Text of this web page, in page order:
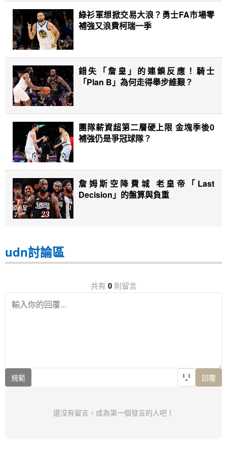
綠衫軍想掀交易大浪？勇士FA市場零
補強又浪費柯瑞一季
錯失「詹皇」的連鎖反應！騎士
「Plan B」為何走得舉步維艱？
團隊薪資超第二層硬上限 金塊季後0
補強仍是爭冠球隊？
詹姆斯空降費城 老皇帝「Last
Decision」的盤算與負重
udn討論區
共有 0則留言
規範 回覆
還沒有留言，成為第一個發言的人吧！